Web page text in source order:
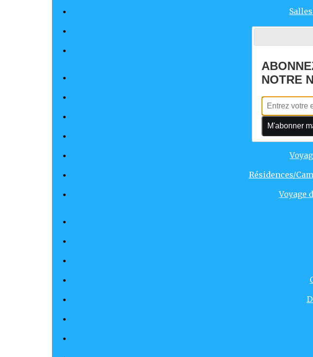
Résidences/
Voyage
NOTRE
M'abonner